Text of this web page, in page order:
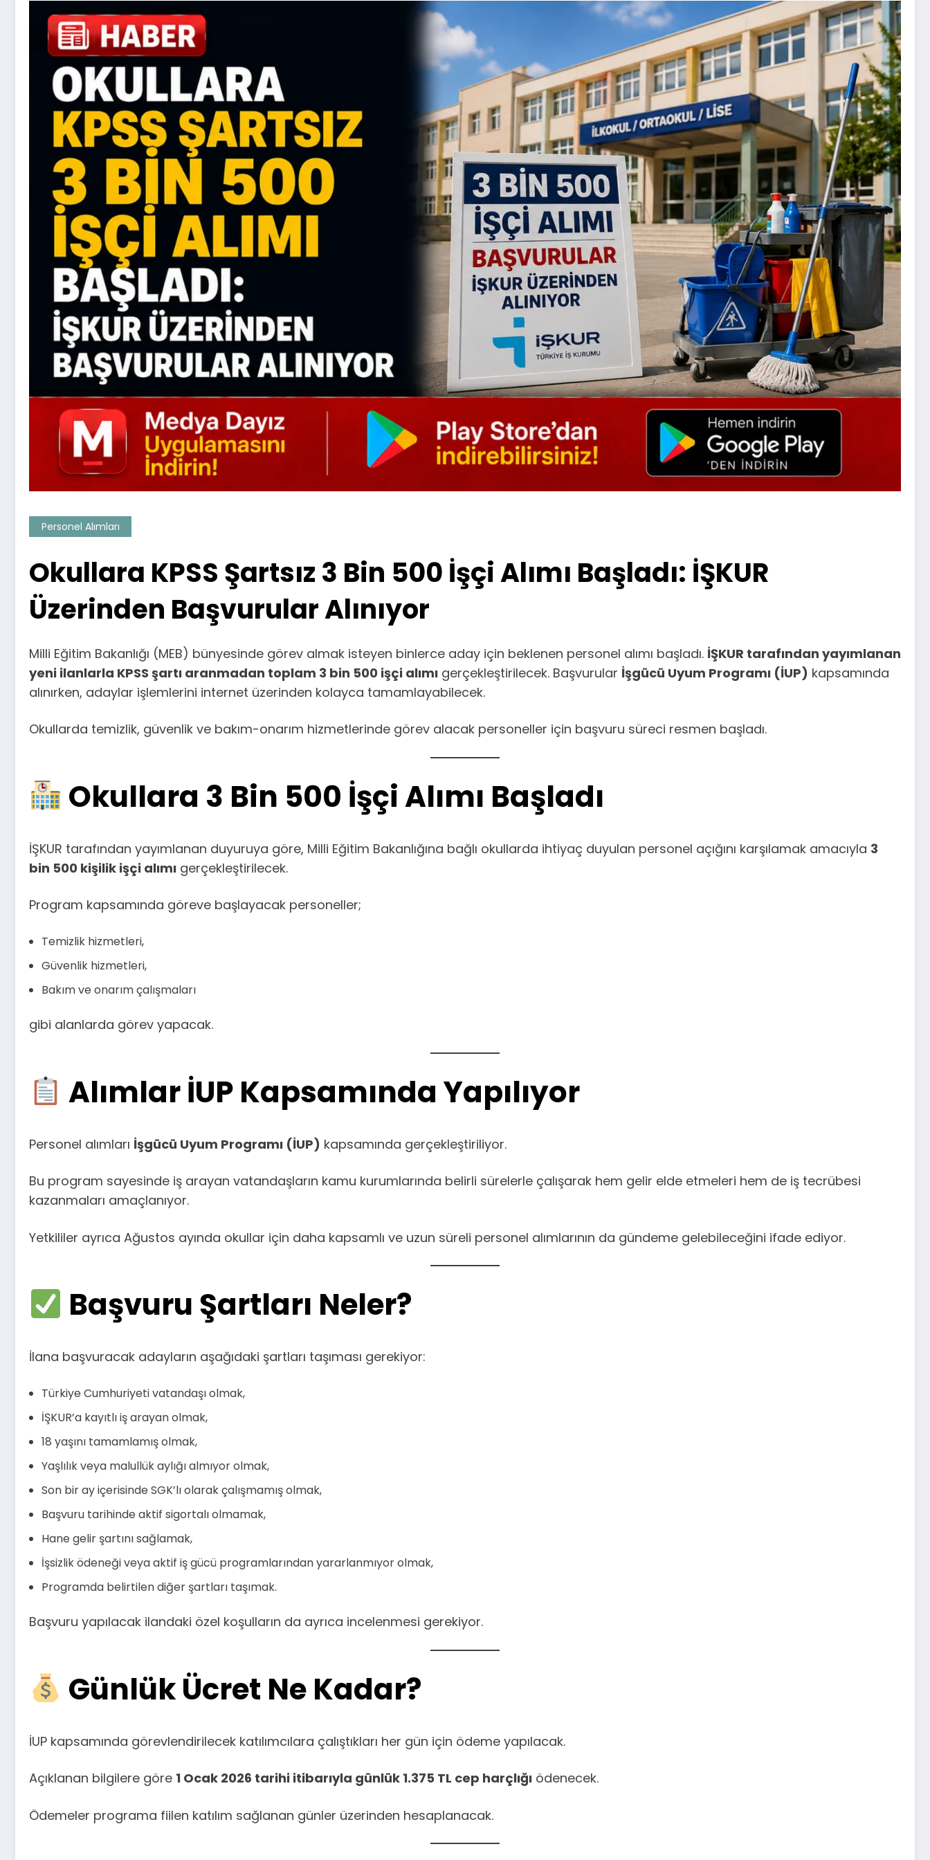
Personel Alımları
Okullara KPSS Şartsız 3 Bin 500 İşçi Alımı Başladı: İŞKUR
Üzerinden Başvurular Alınıyor
Milli Eğitim Bakanlığı (MEB) bünyesinde görev almak isteyen binlerce aday için beklenen personel alımı başladı. İŞKUR tarafından yayımlanan
yeni ilanlarla KPSS şartı aranmadan toplam 3 bin 500 işçi alımı gerçekleştirilecek. Başvurular İşgücü Uyum Programı (İUP) kapsamında
alınırken, adaylar işlemlerini internet üzerinden kolayca tamamlayabilecek.
Okullarda temizlik, güvenlik ve bakım-onarım hizmetlerinde görev alacak personeller için başvuru süreci resmen başladı.
Okullara 3 Bin 500 İşçi Alımı Başladı
İŞKUR tarafından yayımlanan duyuruya göre, Milli Eğitim Bakanlığına bağlı okullarda ihtiyaç duyulan personel açığını karşılamak amacıyla 3
bin 500 kişilik işçi alımı gerçekleştirilecek.
Program kapsamında göreve başlayacak personeller;
Temizlik hizmetleri,
Güvenlik hizmetleri,
Bakım ve onarım çalışmaları
gibi alanlarda görev yapacak.
Alımlar İUP Kapsamında Yapılıyor
Personel alımları İşgücü Uyum Programı (İUP) kapsamında gerçekleştiriliyor.
Bu program sayesinde iş arayan vatandaşların kamu kurumlarında belirli sürelerle çalışarak hem gelir elde etmeleri hem de iş tecrübesi
kazanmaları amaçlanıyor.
Yetkililer ayrıca Ağustos ayında okullar için daha kapsamlı ve uzun süreli personel alımlarının da gündeme gelebileceğini ifade ediyor.
Başvuru Şartları Neler?
İlana başvuracak adayların aşağıdaki şartları taşıması gerekiyor:
Türkiye Cumhuriyeti vatandaşı olmak,
İŞKUR’a kayıtlı iş arayan olmak,
18 yaşını tamamlamış olmak,
Yaşlılık veya malullük aylığı almıyor olmak,
Son bir ay içerisinde SGK’lı olarak çalışmamış olmak,
Başvuru tarihinde aktif sigortalı olmamak,
Hane gelir şartını sağlamak,
İşsizlik ödeneği veya aktif iş gücü programlarından yararlanmıyor olmak,
Programda belirtilen diğer şartları taşımak.
Başvuru yapılacak ilandaki özel koşulların da ayrıca incelenmesi gerekiyor.
Günlük Ücret Ne Kadar?
İUP kapsamında görevlendirilecek katılımcılara çalıştıkları her gün için ödeme yapılacak.
Açıklanan bilgilere göre 1 Ocak 2026 tarihi itibarıyla günlük 1.375 TL cep harçlığı ödenecek.
Ödemeler programa fiilen katılım sağlanan günler üzerinden hesaplanacak.